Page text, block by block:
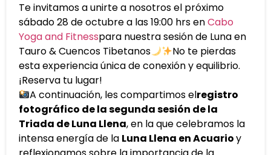
Te invitamos a unirte a nosotros el próximo
sábado 28 de octubre a las 19:00 hrs enCabo
Yoga and Fitnesspara nuestra sesión de Luna en
Tauro & Cuencos Tibetanos
No te pierdas
esta experiencia única de conexión y equilibrio.
¡Reserva tu lugar!
A continuación, les compartimos elregistro
fotográfico de la segunda sesión de la
Triada de Luna Llena, en la que celebramos la
intensa energía de la Luna Llena en Acuarioy